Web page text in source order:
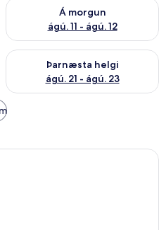
11
Á morgun
ágú. 11 - ágú. 12
Athuga framboð á morgun
14 - ágú. 16
Þarnæsta helgi
ágú. 21 - ágú. 23
Athuga framboð þarnæstu
Míníbar, öryggishólf í herbergi,